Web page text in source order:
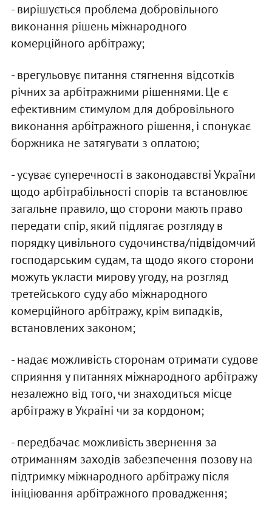
- вирішується проблема добровільного
виконання рішень міжнародного
комерційного арбітражу;
- врегульовує питання стягнення відсотків
річних за арбітражними рішеннями. Це є
ефективним стимулом для добровільного
виконання арбітражного рішення, і спонукає
боржника не затягувати з оплатою;
- усуває суперечності в законодавстві України
щодо арбітрабільності спорів та встановлює
загальне правило, що сторони мають право
передати спір, який підлягає розгляду в
порядку цивільного судочинства/підвідомчий
господарським судам, та щодо якого сторони
можуть укласти мирову угоду, на розгляд
третейського суду або міжнародного
комерційного арбітражу, крім випадків,
встановлених законом;
- надає можливість сторонам отримати судове
сприяння у питаннях міжнародного арбітражу
незалежно від того, чи знаходиться місце
арбітражу в Україні чи за кордоном;
- передбачає можливість звернення за
отриманням заходів забезпечення позову на
підтримку міжнародного арбітражу після
ініціювання арбітражного провадження;